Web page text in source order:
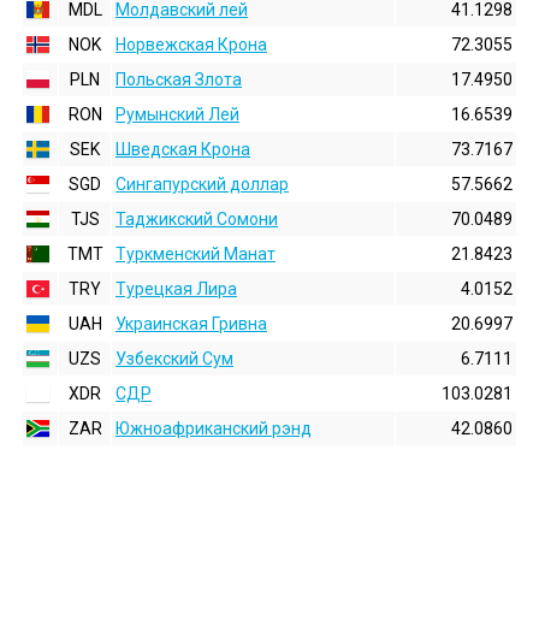
MDL
Молдавский лей
41.1298
NOK
Норвежская Крона
72.3055
PLN
Польская Злота
17.4950
RON
Румынский Лей
16.6539
SEK
Шведская Крона
73.7167
SGD
Сингапурский доллар
57.5662
TJS
Таджикский Сомони
70.0489
TMT
Туркменский Манат
21.8423
TRY
Турецкая Лира
4.0152
UAH
Украинская Гривна
20.6997
UZS
Узбекский Сум
6.7111
XDR
СДР
103.0281
ZAR
Южноафриканский рэнд 42.0860